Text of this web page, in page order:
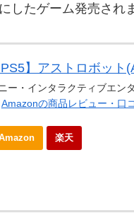
したゲーム発売され
PS5】アストロボット
ー・インタラクティブエン
Amazonの商品レビュー・口
楽天